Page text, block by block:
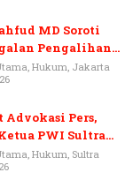
MD Soroti
Pengalihan
Tersangka
Hukum, Jakarta
Advokasi Pers,
PWI Sultra
Menjadi
Hukum, Sultra